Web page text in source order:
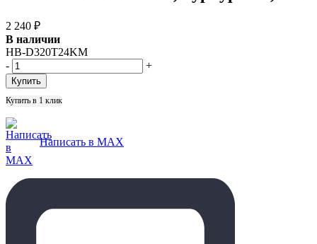
2 240 ₽
В наличии
HB-D320T24KM
-
+
Купить в 1 клик
Написать в MAX